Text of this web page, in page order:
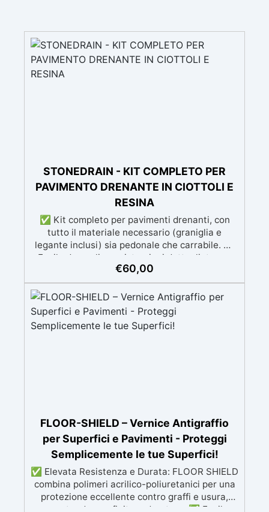
STONEDRAIN - KIT COMPLETO PER
PAVIMENTO DRENANTE IN CIOTTOLI E
RESINA
✅ Kit completo per pavimenti drenanti, con
tutto il materiale necessario (graniglia e
legante inclusi) sia pedonale che carrabile. ✅
Facile da applicare: istruzioni dettagliate per
risultati impeccabili, senza bisogno di
esperienza, con assistenza video/telefonica
gratuita ✅ Economico e Veloce: rinnova le
superfici con una spesa minima, evitando
costosi lavori di ripristino, in appena 24h ✅
Versatile e personalizzabile: adatto a cemento,
€60,00
FLOOR-SHIELD – Vernice Antigraffio
per Superfici e Pavimenti - Proteggi
Semplicemente le tue Superfici!
✅ Elevata Resistenza e Durata: FLOOR SHIELD
combina polimeri acrilico-poliuretanici per una
protezione eccellente contro graffi e usura,
garantendo una finitura duratura. ✅ Facile